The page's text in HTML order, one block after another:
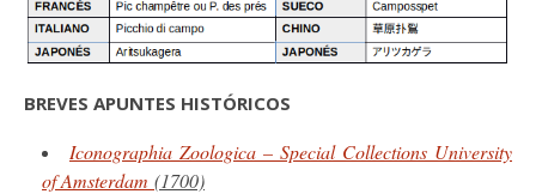
BREVES APUNTES HISTÓRICOS
Iconographia Zoologica – Special Collections University
of Amsterdam (1700)